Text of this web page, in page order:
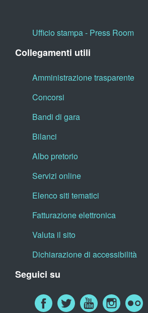
Ufficio stampa - Press Room
Collegamenti utili
Amministrazione trasparente
Concorsi
Bandi di gara
Bilanci
Albo pretorio
Servizi online
Elenco siti tematici
Fatturazione elettronica
Valuta il sito
Dichiarazione di accessibilità
Seguici su